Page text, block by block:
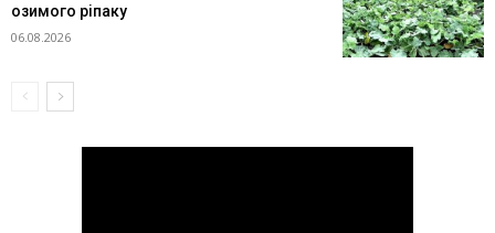
озимого ріпаку
06.08.2026